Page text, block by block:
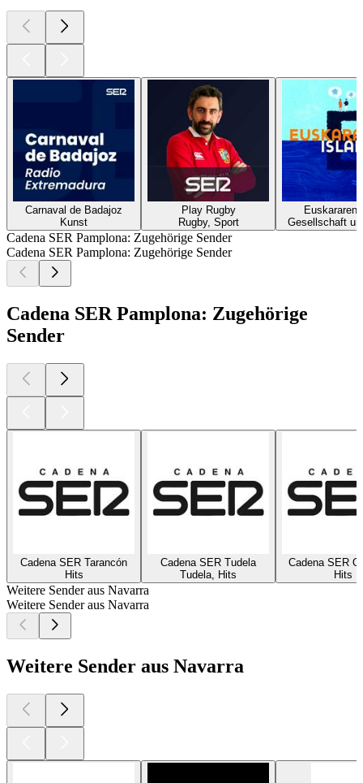
Carnaval de Badajoz
Kunst
Play Rugby
Rugby, Sport
Euskararen
Gesellschaft
Cadena SER Pamplona: Zugehörige Sender
Cadena SER Pamplona: Zugehörige Sender
Cadena SER Pamplona: Zugehörige
Sender
Cadena SER Tarancón
Hits
Cadena SER Tudela
Tudela, Hits
Cadena SER
Hits
Weitere Sender aus Navarra
Weitere Sender aus Navarra
Weitere Sender aus Navarra